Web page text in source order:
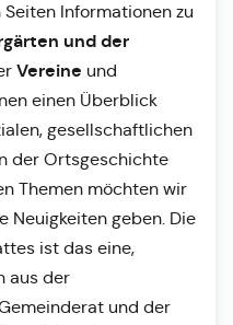
Informationen zu
und der
Vereine und
einen Überblick
gesellschaftlichen
der Ortsgeschichte
Themen möchten wir
Neuigkeiten geben. Die
ist das eine,
aus der
und der